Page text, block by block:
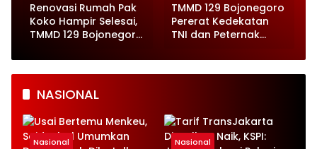
Renovasi Rumah Pak
Koko Hampir Selesai,
TMMD 129 Bojonegoro
Pesat
TMMD 129 Bojonegoro
Pererat Kedekatan
TNI dan Peternak
NASIONAL
Nasional Nasional